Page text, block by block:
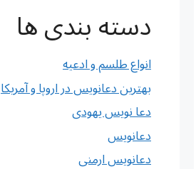
دسته بندی ها
انواع طلسم و ادعیه
بهترین دعانویس در اروپا و آمریکا
دعا نویس یهودی
دعانویس
دعانویس ارمنی